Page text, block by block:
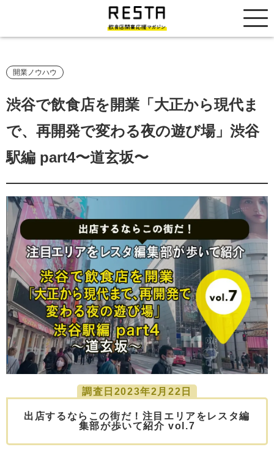
居抜き売却市場
開業ノウハウ
渋谷で飲食店を開業「大正から現代ま
で、再開発で変わる夜の遊び場」渋谷
駅編 part4〜道玄坂〜
調査日2023年2月22日
出店するならこの街だ！注目エリアをレスタ編
集部が歩いて紹介 vol.7